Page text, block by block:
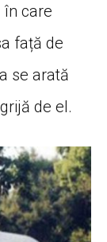
în care
față de
se arată
de el.